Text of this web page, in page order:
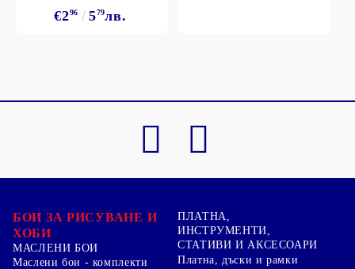
€296 579лв.
БОИ ЗА РИСУВАНЕ И
ХОБИ
МАСЛЕНИ БОИ
Маслени бои - комплекти
ПЛАТНА,
ИНСТРУМЕНТИ,
СТАТИВИ И АКСЕСОАРИ
Платна, дъски и рамки